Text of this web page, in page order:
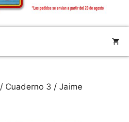
/ Cuaderno 3 / Jaime